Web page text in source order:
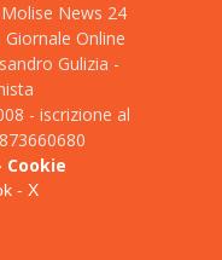
News 24
Online
Gulizia -
- iscrizione al
Cookie
- X